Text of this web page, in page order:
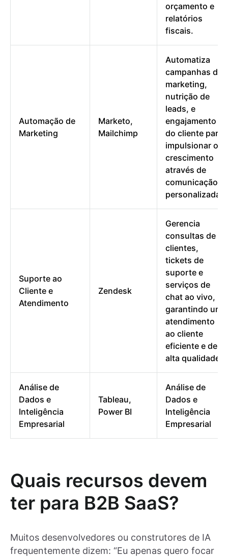
orçamento e
relatórios
fiscais.
Automação de
Marketing
Marketo,
Mailchimp
Automatiza
campanhas de
marketing,
nutrição de
leads, e
engajamento
do cliente para
impulsionar o
crescimento
através de
comunicação
personalizada.
Suporte ao
Cliente e
Atendimento
Zendesk
Gerencia
consultas de
clientes,
tickets de
suporte e
serviços de
chat ao vivo,
garantindo um
atendimento
ao cliente
eficiente e de
alta qualidade.
Análise de
Dados e
Inteligência
Empresarial
Tableau,
Power BI
Análise de
Dados e
Inteligência
Empresarial
Quais recursos devem
ter para B2B SaaS?
Muitos desenvolvedores ou construtores de IA
frequentemente dizem: “Eu apenas quero focar